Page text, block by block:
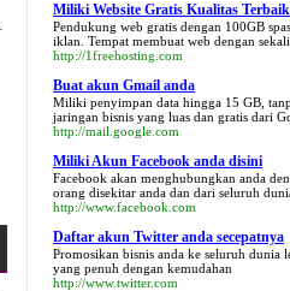
Miliki Website Gratis Kualitas Terbaik
Pendukung web gratis dengan 100GB
iklan. Tempat membuat web dengan
http://1freehosting.com
Buat akun Gmail anda
Miliki penyimpan data hingga 15 GB,
jaringan bisnis yang luas dan gratis dari
http://mail.google.com
Miliki Akun Facebook anda disini
Facebook akan menghubungkan anda
orang disekitar anda dan dari seluruh
http://www.facebook.com
Daftar akun Twitter anda secepatnya
Promosikan bisnis anda ke seluruh dunia
yang penuh dengan kemudahan
http://www.twitter.com